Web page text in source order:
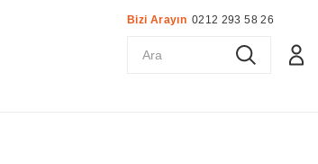
Bizi Arayın 0212 293 58 26